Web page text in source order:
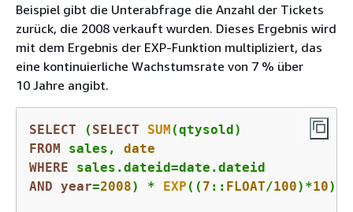
Beispiel gibt die Unterabfrage die Anzahl der Tickets
zurück, die 2008 verkauft wurden. Dieses Ergebnis wird
mit dem Ergebnis der EXP-Funktion multipliziert, das
eine kontinuierliche Wachstumsrate von 7 % über
10 Jahre angibt.
SELECT ( SELECT SUM
FROM sales, date
WHERE sales.dateid=
AND year=2008) * EXP (( 7 :: FLOAT/100) *10)